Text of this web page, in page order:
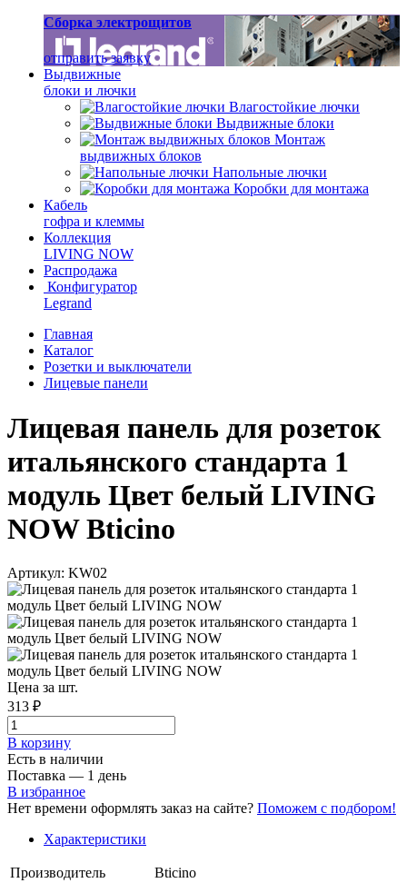
Сборка электрощитов
отправить заявку
Выдвижные
блоки и лючки
Влагостойкие лючки
Выдвижные блоки
Монтаж
выдвижных блоков
Напольные лючки
Коробки для монтажа
Кабель
гофра и клеммы
Коллекция
LIVING NOW
Распродажа
Конфигуратор
Legrand
Главная
Каталог
Розетки и выключатели
Лицевые панели
Лицевая панель для розеток
итальянского стандарта 1
модуль Цвет белый LIVING
NOW Bticino
Артикул: KW02
Цена за шт.
313 ₽
В корзинy
Есть в наличии
Поставка — 1 день
В избранное
Нет времени оформлять заказ на сайте? Поможем с подбором!
Характеристики
Производитель
Bticino